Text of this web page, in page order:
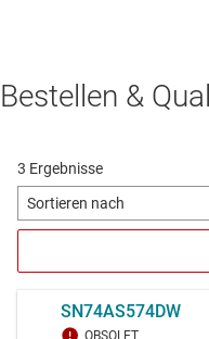
Bestellen &